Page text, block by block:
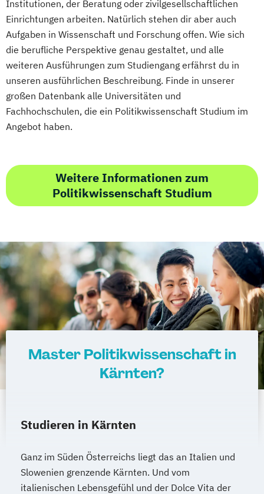
Institutionen, der Beratung oder zivilgesellschaftlichen
Einrichtungen arbeiten. Natürlich stehen dir aber auch
Aufgaben in Wissenschaft und Forschung offen. Wie sich
die berufliche Perspektive genau gestaltet, und alle
weiteren Ausführungen zum Studiengang erfährst du in
unseren ausführlichen Beschreibung. Finde in unserer
großen Datenbank alle Universitäten und
Fachhochschulen, die ein Politikwissenschaft Studium im
Angebot haben.
Weitere Informationen zum
Politikwissenschaft Studium
Master Politikwissenschaft in
Kärnten?
Studieren in Kärnten
Ganz im Süden Österreichs liegt das an Italien und
Slowenien grenzende Kärnten. Und vom
italienischen Lebensgefühl und der Dolce Vita der